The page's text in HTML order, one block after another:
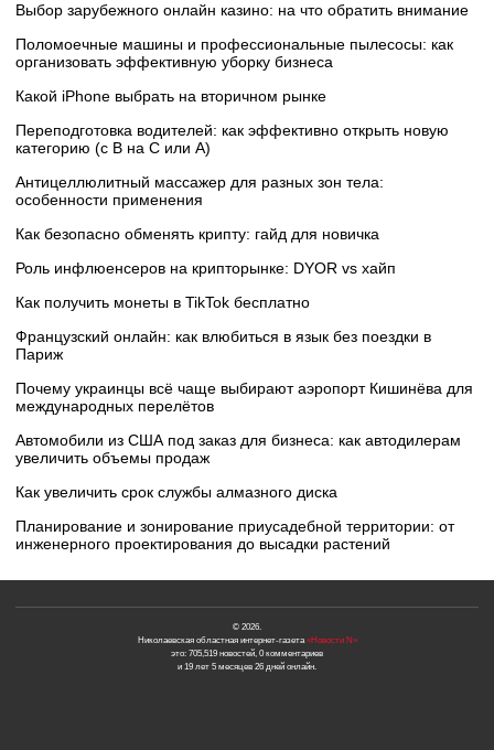
Выбор зарубежного онлайн казино: на что обратить внимание
Поломоечные машины и профессиональные пылесосы: как
организовать эффективную уборку бизнеса
Какой iPhone выбрать на вторичном рынке
Переподготовка водителей: как эффективно открыть новую
категорию (с B на C или А)
Антицеллюлитный массажер для разных зон тела:
особенности применения
Как безопасно обменять крипту: гайд для новичка
Роль инфлюенсеров на крипторынке: DYOR vs хайп
Как получить монеты в TikTok бесплатно
Французский онлайн: как влюбиться в язык без поездки в
Париж
Почему украинцы всё чаще выбирают аэропорт Кишинёва для
международных перелётов
Автомобили из США под заказ для бизнеса: как автодилерам
увеличить объемы продаж
Как увеличить срок службы алмазного диска
Планирование и зонирование приусадебной территории: от
инженерного проектирования до высадки растений
© 2026.
Николаевская областная интернет-газета«Новости N»
это: 705,519 новостей, 0 комментариев
и 19 лет 5 месяцев 26 дней онлайн.